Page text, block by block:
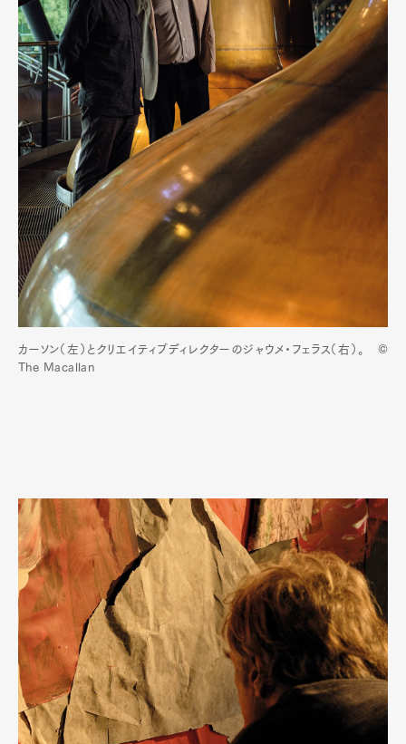
カーソン（左）とクリエイティブディレクターのジャウメ・フェラス（右）。 ©
The Macallan